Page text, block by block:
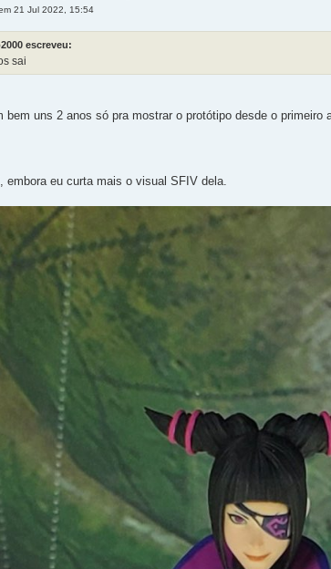
21 Jul 2022, 15:54
escreveu:
sai
bem uns 2 anos só pra mostrar o protótipo desde o primeiro
embora eu curta mais o visual SFIV dela.